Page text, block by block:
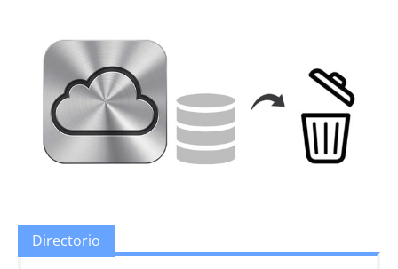
Directorio